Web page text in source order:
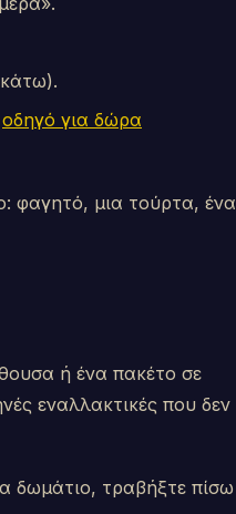
οδηγό για δώρα
φαγητό, μια τούρτα, ένα
ή ένα πακέτο σε
εναλλακτικές που δεν
δωμάτιο, τραβήξτε πίσω